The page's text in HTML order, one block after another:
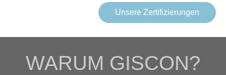
Unsere Zertifizierungen
WARUM GISCON?